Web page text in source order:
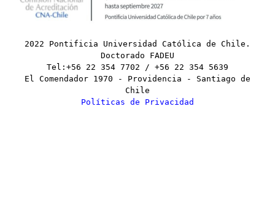
2022 Pontificia Universidad Católica de Chile.
Doctorado FADEU
Tel:+56 22 354 7702 / +56 22 354 5639
El Comendador 1970 - Providencia - Santiago de
Chile
Políticas de Privacidad